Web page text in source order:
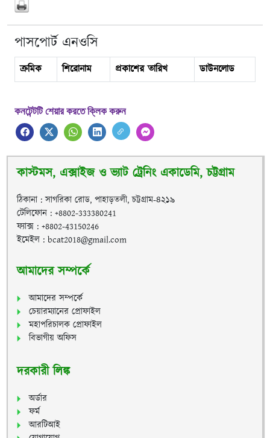
পাসপোর্ট এনওসি
ক্রমিক শিরোনাম প্রকাশের তারিখ ডাউনলোড
কনটেন্টটি শেয়ার করতে ক্লিক করুন
কাস্টমস, এক্সাইজ ও ভ্যাট ট্রেনিং একাডেমি, চট্টগ্রাম
ঠিকানা : সাগরিকা রোড, পাহাড়তলী, চট্টগ্রাম-৪২১৯
টেলিফোন : +8802-333380241
ফ্যাক্স : +8802-43150246
ইমেইল : bcat2018@gmail.com
আমাদের সম্পর্কে
আমাদের সম্পর্কে
চেয়ারম্যানের প্রোফাইল
মহাপরিচালক প্রোফাইল
বিভাগীয় অফিস
দরকারী লিঙ্ক
অর্ডার
ফর্ম
আরটিআই